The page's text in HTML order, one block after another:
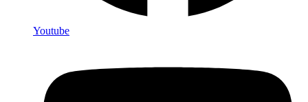
Youtube